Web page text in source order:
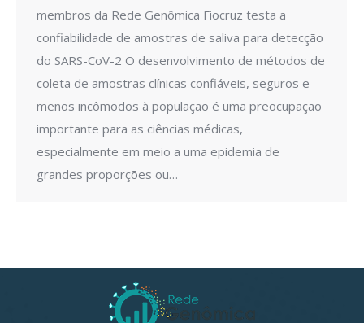
membros da Rede Genômica Fiocruz testa a
confiabilidade de amostras de saliva para detecção
do SARS-CoV-2 O desenvolvimento de métodos de
coleta de amostras clínicas confiáveis, seguros e
menos incômodos à população é uma preocupação
importante para as ciências médicas,
especialmente em meio a uma epidemia de
grandes proporções ou…